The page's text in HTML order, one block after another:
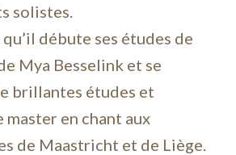
solistes.
qu’il débute ses études de
Mya Besselink et se
brillantes études et
en chant aux
de Maastricht et de Liège.